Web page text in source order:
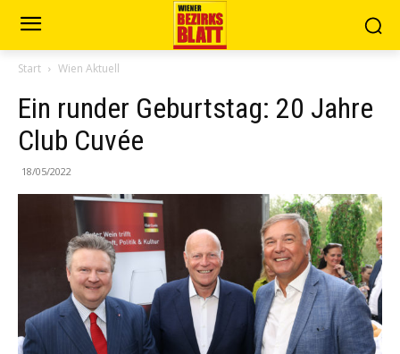
Start Wien Aktuell
Ein runder Geburtstag: 20 Jahre
Club Cuvée
18/05/2022